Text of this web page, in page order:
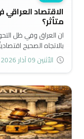
الاقتصاد
متأثر؟
ان العراق وفي ظل
بالاتجاه الصحيح
الخارجية سيكون كبيراً،
يمكن أن يكون مؤثراً
على اصلاح العامل
وامتلاكه احتياطيات
الأثنين 09 آذار 2026